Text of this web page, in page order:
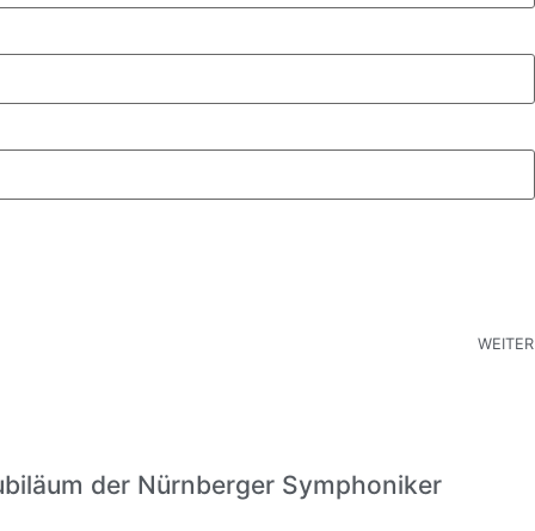
WEITER
der Nürnberger Symphoniker